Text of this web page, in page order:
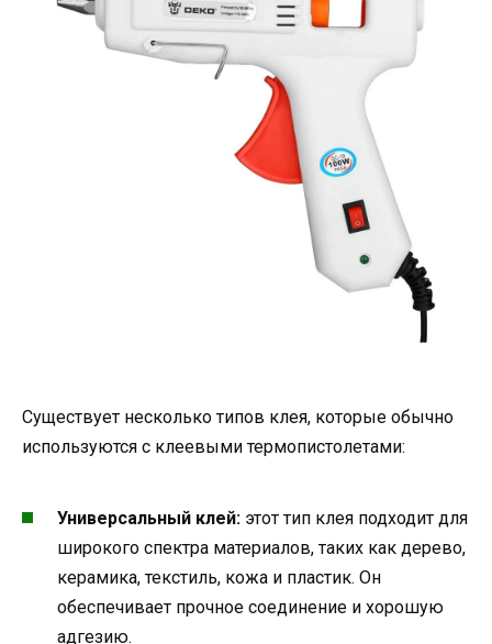
Существует несколько типов клея, которые обычно
используются с клеевыми термопистолетами:
Универсальный клей: этот тип клея подходит для
широкого спектра материалов, таких как дерево,
керамика, текстиль, кожа и пластик. Он
обеспечивает прочное соединение и хорошую
адгезию.